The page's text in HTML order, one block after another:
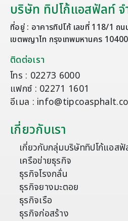
บริษัท ทิปโก้แอสฟัลท์
ที่อยู่ : อาคารทิปโก้ เลขที่ 118/1 ถ
เขตพญาไท กรุงเทพมหานคร 10400
ติดต่อเรา
โทร : 02273 6000
แฟกซ์ : 02271 1601
อีเมล :
เกี่ยวกับเรา
เกี่ยวกับกลุ่มบริษัททิปโก้แอส
เครือข่ายธุรกิจ
ธุรกิจโรงกลั่น
ธุรกิจยางมะตอย
ธุรกิจเรือ
ธุรกิจก่อสร้าง